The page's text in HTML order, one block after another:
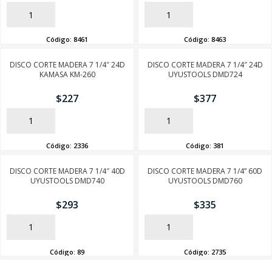
AÑADIR
Código: 8461
AÑADIR
Código: 8463
DISCO CORTE MADERA 7 1/4″ 24D
KAMASA KM-260
$227
AÑADIR
Código: 2336
DISCO CORTE MADERA 7 1/4″ 24D
UYUSTOOLS DMD724
$377
AÑADIR
Código: 381
DISCO CORTE MADERA 7 1/4″ 40D
UYUSTOOLS DMD740
$293
AÑADIR
Código: 89
DISCO CORTE MADERA 7 1/4” 60D
UYUSTOOLS DMD760
$335
AÑADIR
Código: 2735